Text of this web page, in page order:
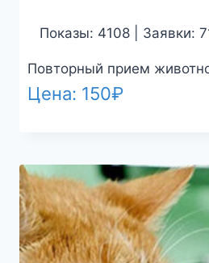
Показы: 4108 | Заявки:
Повторный прием
Цена: 150₽